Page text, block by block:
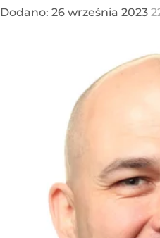
Dodano: 26 września 2023